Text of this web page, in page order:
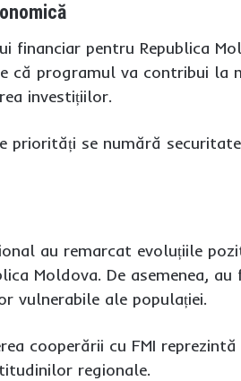
financiar pentru Republica
că programul va contribui la
investițiilor.
priorități se numără
au remarcat evoluțiile
Moldova. De asemenea,
vulnerabile ale populației.
cooperării cu FMI
regionale.